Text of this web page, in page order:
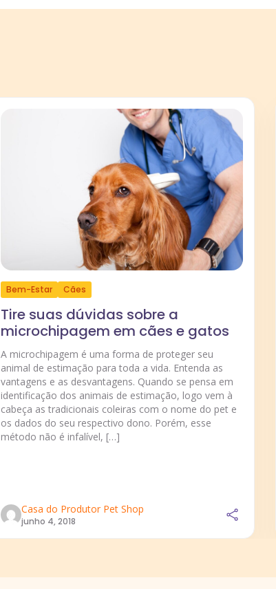
Bem-Estar Cães
Tire suas dúvidas sobre a
microchipagem em cães e gatos
A microchipagem é uma forma de proteger seu
animal de estimação para toda a vida. Entenda as
vantagens e as desvantagens. Quando se pensa em
identificação dos animais de estimação, logo vem à
cabeça as tradicionais coleiras com o nome do pet e
os dados do seu respectivo dono. Porém, esse
método não é infalível, […]
Casa do Produtor Pet Shop
junho 4, 2018